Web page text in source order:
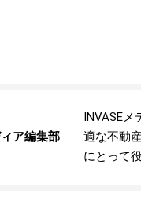
ィア編集部
INVASE
適な不動
にとって